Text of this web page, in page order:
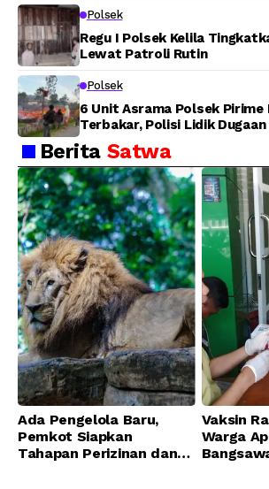
Polsek
Regu I Polsek Kelila
Lewat Patroli Rutin
Polsek
6 Unit Asrama Polsek Pirime
Terbakar, Polisi Lidik
Berita Satwa
Ada Pengelola Baru,
Pemkot Siapkan
Tahapan Perizinan dan
Vaksin
Warga